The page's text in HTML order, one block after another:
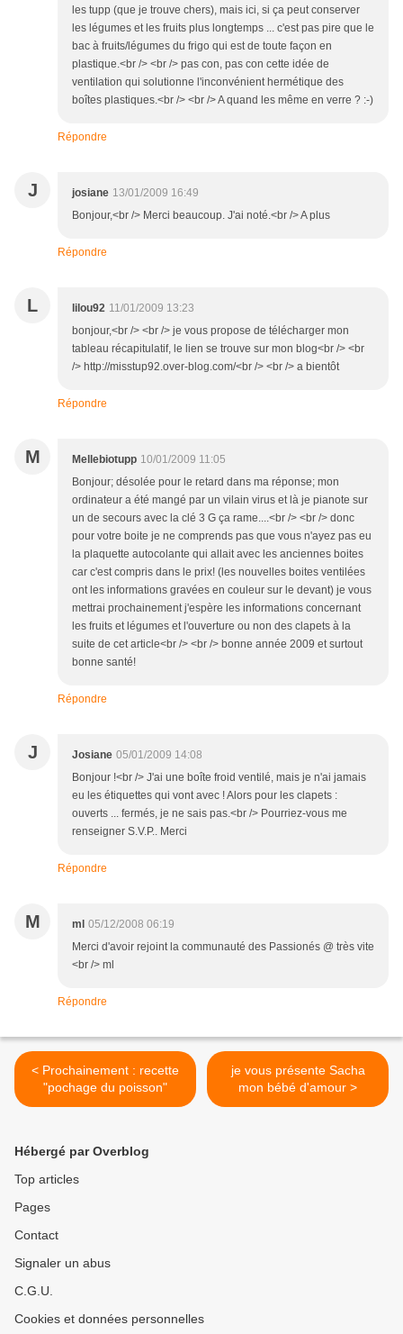
les tupp (que je trouve chers), mais ici, si ça peut conserver
les légumes et les fruits plus longtemps ... c'est pas pire que le
bac à fruits/légumes du frigo qui est de toute façon en
plastique.<br /> <br /> pas con, pas con cette idée de
ventilation qui solutionne l'inconvénient hermétique des
boîtes plastiques.<br /> <br /> A quand les même en verre ? :-)
Répondre
J josiane 13/01/2009 16:49
Bonjour,<br /> Merci beaucoup. J'ai noté.<br /> A plus
Répondre
L lilou92 11/01/2009 13:23
bonjour,<br /> <br /> je vous propose de télécharger mon
tableau récapitulatif, le lien se trouve sur mon blog<br /> <br
/> http://misstup92.over-blog.com/<br /> <br /> a bientôt
Répondre
M Mellebiotupp 10/01/2009 11:05
Bonjour; désolée pour le retard dans ma réponse; mon
ordinateur a été mangé par un vilain virus et là je pianote sur
un de secours avec la clé 3 G ça rame....<br /> <br /> donc
pour votre boite je ne comprends pas que vous n'ayez pas eu
la plaquette autocolante qui allait avec les anciennes boites
car c'est compris dans le prix! (les nouvelles boites ventilées
ont les informations gravées en couleur sur le devant) je vous
mettrai prochainement j'espère les informations concernant
les fruits et légumes et l'ouverture ou non des clapets à la
suite de cet article<br /> <br /> bonne année 2009 et surtout
bonne santé!
Répondre
J Josiane 05/01/2009 14:08
Bonjour !<br /> J'ai une boîte froid ventilé, mais je n'ai jamais
eu les étiquettes qui vont avec ! Alors pour les clapets :
ouverts ... fermés, je ne sais pas.<br /> Pourriez-vous me
renseigner S.V.P.. Merci
Répondre
M ml 05/12/2008 06:19
Merci d'avoir rejoint la communauté des Passionés @ très vite
<br /> ml
Répondre
< Prochainement : recette
"pochage du poisson"
je vous présente Sacha
mon bébé d'amour >
Hébergé par Overblog
Top articles
Pages
Contact
Signaler un abus
C.G.U.
Cookies et données personnelles